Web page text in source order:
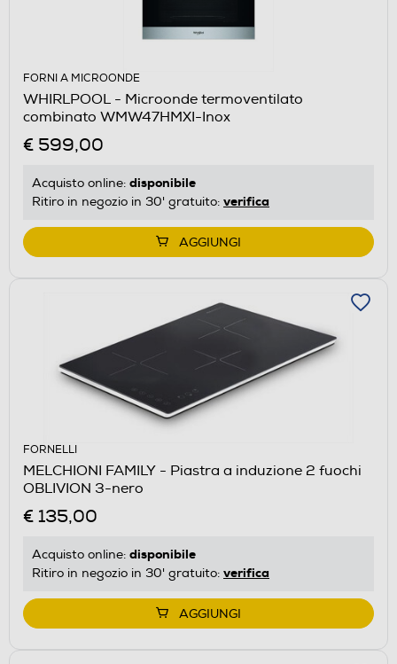
FORNI A MICROONDE
WHIRLPOOL - Microonde termoventilato
combinato WMW47HMXI-Inox
€ 599,00
Acquisto online: disponibile
Ritiro in negozio in 30' gratuito: verifica
AGGIUNGI
FORNELLI
MELCHIONI FAMILY - Piastra a induzione 2 fuochi
OBLIVION 3-nero
€ 135,00
Acquisto online: disponibile
Ritiro in negozio in 30' gratuito: verifica
AGGIUNGI